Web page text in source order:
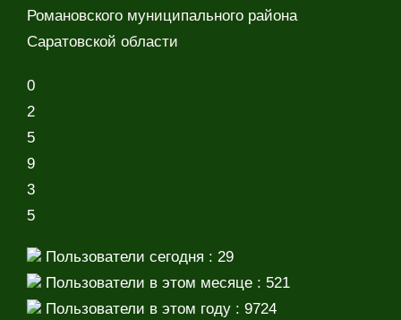
Романовского муниципального района
Саратовской области
0
2
5
9
3
5
Пользователи сегодня : 29
Пользователи в этом месяце : 521
Пользователи в этом году : 9724